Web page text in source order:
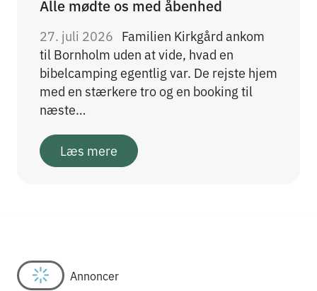
Alle mødte os med åbenhed
27. juli 2026 Familien Kirkgård ankom
til Bornholm uden at vide, hvad en
bibelcamping egentlig var. De rejste hjem
med en stærkere tro og en booking til
næste…
Læs mere
Annoncer